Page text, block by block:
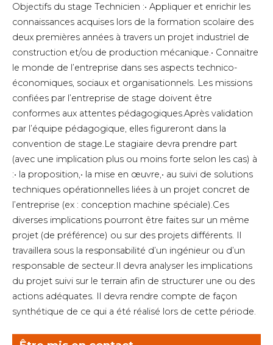
Objectifs du stage Technicien :• Appliquer et enrichir les
connaissances acquises lors de la formation scolaire des
deux premières années à travers un projet industriel de
construction et/ou de production mécanique.• Connaitre
le monde de l’entreprise dans ses aspects technico-
économiques, sociaux et organisationnels. Les missions
confiées par l’entreprise de stage doivent être
conformes aux attentes pédagogiques.Après validation
par l’équipe pédagogique, elles figureront dans la
convention de stage.Le stagiaire devra prendre part
(avec une implication plus ou moins forte selon les cas) à
:• la proposition,• la mise en œuvre,• au suivi de solutions
techniques opérationnelles liées à un projet concret de
l’entreprise (ex : conception machine spéciale).Ces
diverses implications pourront être faites sur un même
projet (de préférence) ou sur des projets différents. Il
travaillera sous la responsabilité d’un ingénieur ou d’un
responsable de secteur.Il devra analyser les implications
du projet suivi sur le terrain afin de structurer une ou des
actions adéquates. Il devra rendre compte de façon
synthétique de ce qui a été réalisé lors de cette période.